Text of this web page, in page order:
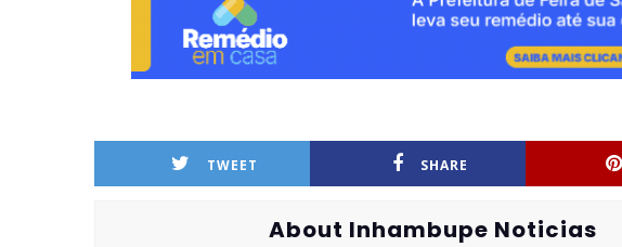
TWEET SHARE
About Inhambupe Noticias